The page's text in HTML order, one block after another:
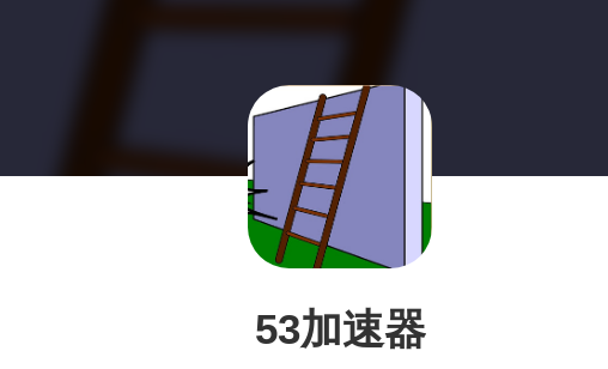
53加速器